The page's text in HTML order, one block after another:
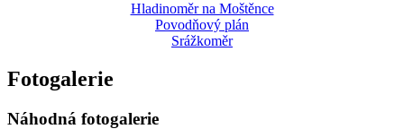
Hladinoměr na Moštěnce
Povodňový plán
Srážkoměr
Fotogalerie
Náhodná fotogalerie